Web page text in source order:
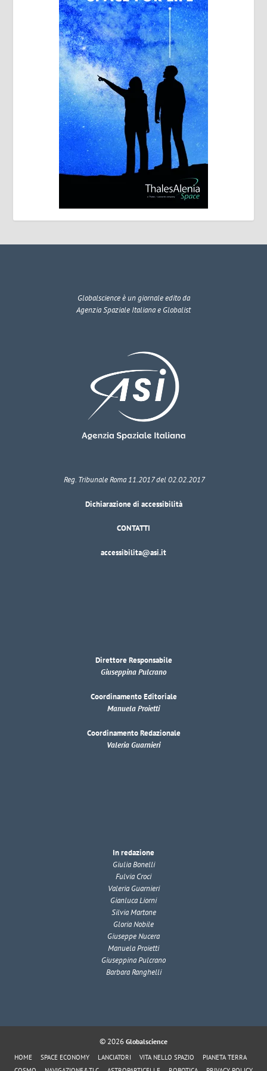
Globalscienceè un giornale edito da
Agenzia Spaziale Italiana e Globalist
Reg. Tribunale Roma 11.2017 del 02.02.2017
Dichiarazione di accessibilità
CONTATTI
accessibilita@asi.it
Direttore Responsabile
Giuseppina Pulcrano
Coordinamento Editoriale
Manuela Proietti
Coordinamento Redazionale
Valeria Guarnieri
In redazione
Giulia Bonelli
Fulvia Croci
Valeria Guarnieri
Gianluca Liorni
Silvia Martone
Gloria Nobile
Giuseppe Nucera
Manuela Proietti
Giuseppina Pulcrano
Barbara Ranghelli
© 2026 Globalscience
HOME SPACE ECONOMY LANCIATORI VITA NELLO SPAZIO
PIANETA TERRA